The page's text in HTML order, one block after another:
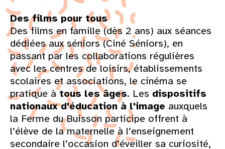
Des films pour tous
Des films en famille (dès 2 ans) aux séances
dédiées aux séniors (Ciné Séniors), en
passant par les collaborations régulières
avec les centres de loisirs, établissements
scolaires et associations, le cinéma se
pratique àtous les âges. Les dispositifs
nationaux d'éducation à l'image auxquels
la Ferme du Buisson participe offrent à
l’élève de la maternelle à l’enseignement
secondaire l’occasion d’éveiller sa curiosité,